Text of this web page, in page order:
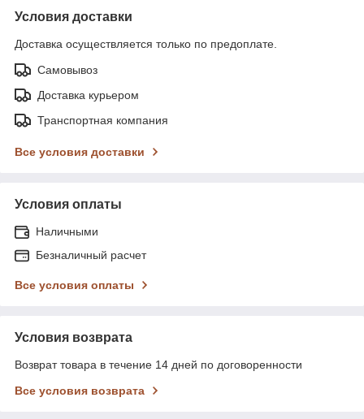
Условия доставки
Доставка осуществляется только по предоплате.
Самовывоз
Доставка курьером
Транспортная компания
Все условия доставки
Условия оплаты
Наличными
Безналичный расчет
Все условия оплаты
Условия возврата
Возврат товара в течение 14 дней по договоренности
Все условия возврата